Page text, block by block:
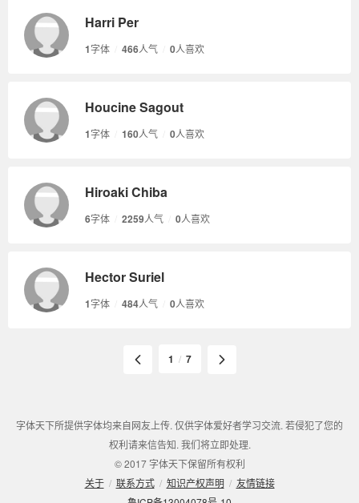
Harri Per
1字体 466人气 0人喜欢
Houcine Sagout
1字体 160人气 0人喜欢
Hiroaki Chiba
6字体 2259人气 0人喜欢
Hector Suriel
1字体 484人气 0人喜欢
1 / 7
字体天下所提供字体均来自网友上传. 仅供字体爱好者学习交流. 若侵犯了您的
权利请来信告知. 我们将立即处理.
© 2017 字体天下保留所有权利
关于 / 联系方式 / 知识产权声明 / 友情链接